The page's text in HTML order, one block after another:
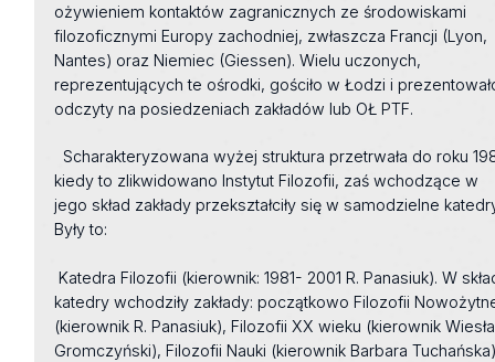
ożywieniem kontaktów zagranicznych ze środowiskami
filozoficznymi Europy zachodniej, zwłaszcza Francji (Lyon,
Nantes) oraz Niemiec (Giessen). Wielu uczonych,
reprezentujących te ośrodki, gościło w Łodzi i
odczyty na posiedzeniach zakładów lub OŁ PTF.
Scharakteryzowana wyżej struktura przetrwała do roku
kiedy to zlikwidowano Instytut Filozofii, zaś wchodzące w
jego skład zakłady przekształciły się w samodzielne
Były to:
Katedra Filozofii (kierownik: 1981- 2001 R. Panasiuk). W
katedry wchodziły zakłady: początkowo Filozofii
(kierownik R. Panasiuk), Filozofii XX wieku (kierownik
Gromczyński), Filozofii Nauki (kierownik Barbara